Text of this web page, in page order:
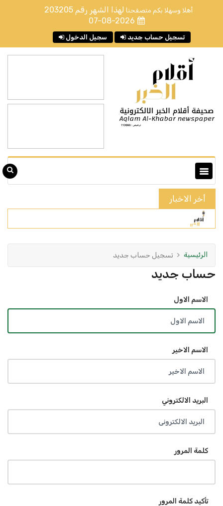
أهلا وسهلا بكم متصفحنا لهذا الشهر رقم 203205
07-08-2026
سجيل الدخول تسجيل حساب جديد
أخر الاخبار
الرئيسية تسجيل حساب جديد
حساب جديد
الاسم الاول
الاسم الاخير
البريد الالكتروني
كلمة المرور
تأكيد كلمة المرور